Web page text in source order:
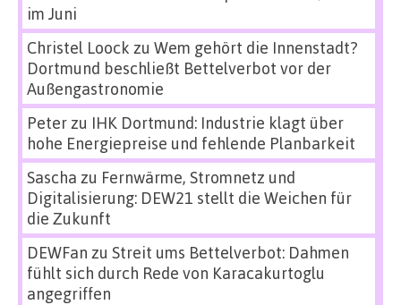
im Juni
Christel Loock zu Wem gehört die Innenstadt?
Dortmund beschließt Bettelverbot vor der
Außengastronomie
Peterzu IHK Dortmund: Industrie klagt über
hohe Energiepreise und fehlende Planbarkeit
Sascha zu Fernwärme, Stromnetz und
Digitalisierung: DEW21 stellt die Weichen für
die Zukunft
DEWFan zu Streit ums Bettelverbot: Dahmen
fühlt sich durch Rede von Karacakurtoglu
angegriffen